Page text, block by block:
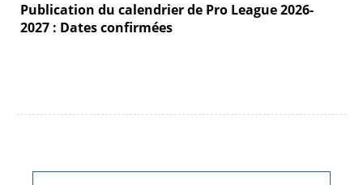
Publication du calendrier de Pro League 2026-
2027 : Dates confirmées